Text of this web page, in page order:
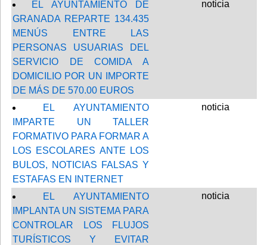
EL AYUNTAMIENTO DE
GRANADA REPARTE 134.435
MENÚS ENTRE LAS
PERSONAS USUARIAS DEL
SERVICIO DE COMIDA A
DOMICILIO POR UN IMPORTE
DE MÁS DE 570.00 EUROS
noticia
EL AYUNTAMIENTO
IMPARTE UN TALLER
FORMATIVO PARA FORMAR A
LOS ESCOLARES ANTE LOS
BULOS, NOTICIAS FALSAS Y
ESTAFAS EN INTERNET
noticia
EL AYUNTAMIENTO
IMPLANTA UN SISTEMA PARA
CONTROLAR LOS FLUJOS
TURÍSTICOS Y EVITAR
noticia